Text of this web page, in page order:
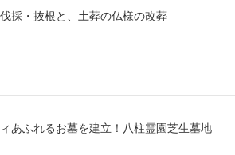
採・抜根と、土葬の仏様の改葬
あふれるお墓を建立！八柱霊園芝生墓地